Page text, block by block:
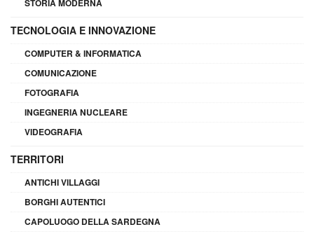
STORIA MODERNA
TECNOLOGIA E INNOVAZIONE
COMPUTER & INFORMATICA
COMUNICAZIONE
FOTOGRAFIA
INGEGNERIA NUCLEARE
VIDEOGRAFIA
TERRITORI
ANTICHI VILLAGGI
BORGHI AUTENTICI
CAPOLUOGO DELLA SARDEGNA